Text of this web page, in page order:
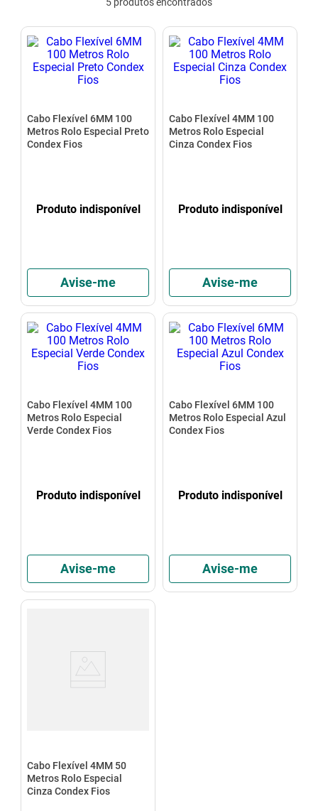
Cabo Flexível 6MM 100
Metros Rolo Especial Preto
Condex Fios
Produto indisponível
Avise-me
Cabo Flexível 4MM 100
Metros Rolo Especial
Cinza Condex Fios
Produto indisponível
Avise-me
Cabo Flexível 4MM 100
Metros Rolo Especial
Verde Condex Fios
Produto indisponível
Avise-me
Cabo Flexível 6MM 100
Metros Rolo Especial Azul
Condex Fios
Produto indisponível
Avise-me
Cabo Flexível 4MM 50
Metros Rolo Especial
Cinza Condex Fios
10º ar condicionado